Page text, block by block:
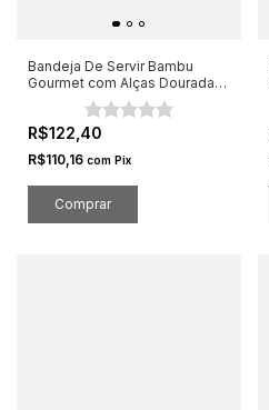
Bandeja De Servir Bambu
Gourmet com Alças Dourada
33X24X1.7
R$122,40
R$110,16 com Pix